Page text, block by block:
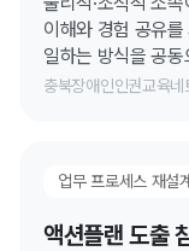
이해와 경험 공유
일하는 방식을 공
충북장애인인권교육네
액션플랜 도출